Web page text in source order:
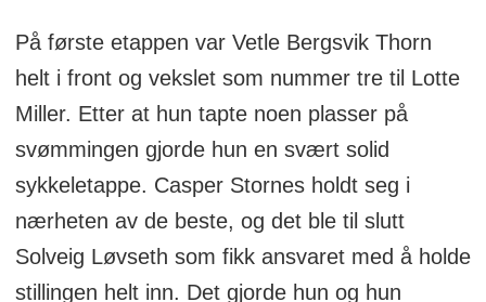
På første etappen var Vetle Bergsvik Thorn
helt i front og vekslet som nummer tre til Lotte
Miller. Etter at hun tapte noen plasser på
svømmingen gjorde hun en svært solid
sykkeletappe. Casper Stornes holdt seg i
nærheten av de beste, og det ble til slutt
Solveig Løvseth som fikk ansvaret med å holde
stillingen helt inn. Det gjorde hun og hun